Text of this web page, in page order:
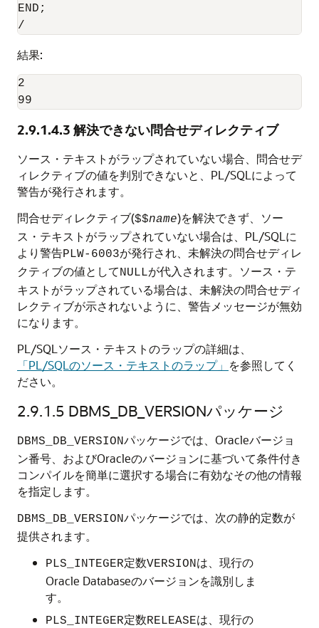
END;
結果:
2
99
2.9.1.4.3 解決できない問合せディレクティブ
ソース・テキストがラップされていない場合、問合せデ
ィレクティブの値を判別できないと、PL/SQLによって
警告が発行されます。
問合せディレクティブ($$name)を解決できず、ソー
ス・テキストがラップされていない場合は、PL/SQLに
より警告PLW-6003が発行され、未解決の問合せディレ
クティブの値としてNULLが代入されます。ソース・テ
キストがラップされている場合は、未解決の問合せディ
レクティブが示されないように、警告メッセージが無効
になります。
PL/SQLソース・テキストのラップの詳細は、
「PL/SQLのソース・テキストのラップ」 を参照してく
ださい。
2.9.1.5 DBMS_DB_VERSIONパッケージ
DBMS_DB_VERSIONパッケージでは、Oracleバージョ
ン番号、およびOracleのバージョンに基づいて条件付き
コンパイルを簡単に選択する場合に有効なその他の情報
を指定します。
DBMS_DB_VERSIONパッケージでは、次の静的定数が
提供されます。
PLS_INTEGER定数VERSIONは、現行の
Oracle Databaseのバージョンを識別しま
す。
PLS_INTEGER定数RELEASEは、現行の